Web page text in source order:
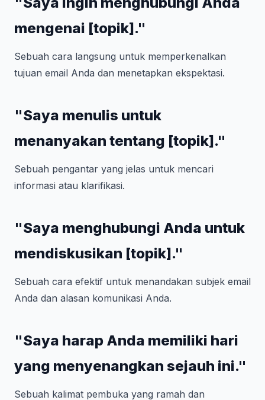
mengenai [topik]."
Sebuah cara langsung untuk memperkenalkan
tujuan email Anda dan menetapkan ekspektasi.
"Saya menulis untuk
menanyakan tentang [topik]."
Sebuah pengantar yang jelas untuk mencari
informasi atau klarifikasi.
"Saya menghubungi Anda untuk
mendiskusikan [topik]."
Sebuah cara efektif untuk menandakan subjek email
Anda dan alasan komunikasi Anda.
"Saya harap Anda memiliki hari
yang menyenangkan sejauh ini."
Sebuah kalimat pembuka yang ramah dan